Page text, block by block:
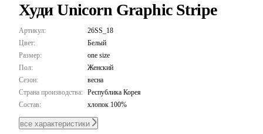
Худи Unicorn Graphic Stripe
Артикул:
26SS_18
Цвет:
Белый
Размер:
one size
Пол:
Женский
Сезон:
весна
Страна производства: Республика Корея
Состав:
хлопок 100%
все характеристики